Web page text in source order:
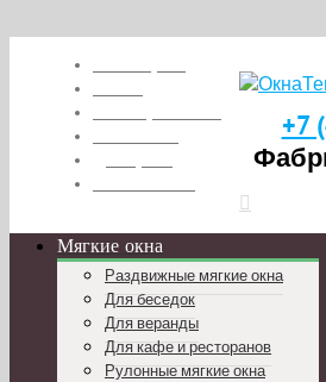
+7
Мягкие окна
Раздвижные мягкие окна
Для беседок
Для веранды
Для кафе и ресторанов
Рулонные мягкие окна